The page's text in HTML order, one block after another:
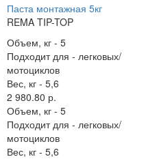
Паста монтажная 5кг
REMA TIP-TOP
Объем, кг - 5
Подходит для - легковых/
мотоциклов
Вес, кг - 5,6
2 980.80 р.
Объем, кг - 5
Подходит для - легковых/
мотоциклов
Вес, кг - 5,6